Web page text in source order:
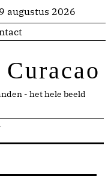
augustus 2026
- het hele beeld